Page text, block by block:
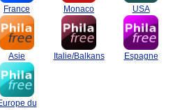
France Monaco USA
Asie Italie/Balkans Espagne
du